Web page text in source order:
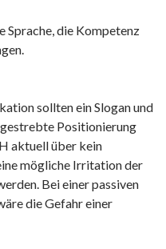
Sprache, die Kompetenz
sollten ein Slogan und
Positionierung
aktuell über kein
mögliche Irritation der
Bei einer passiven
die Gefahr einer